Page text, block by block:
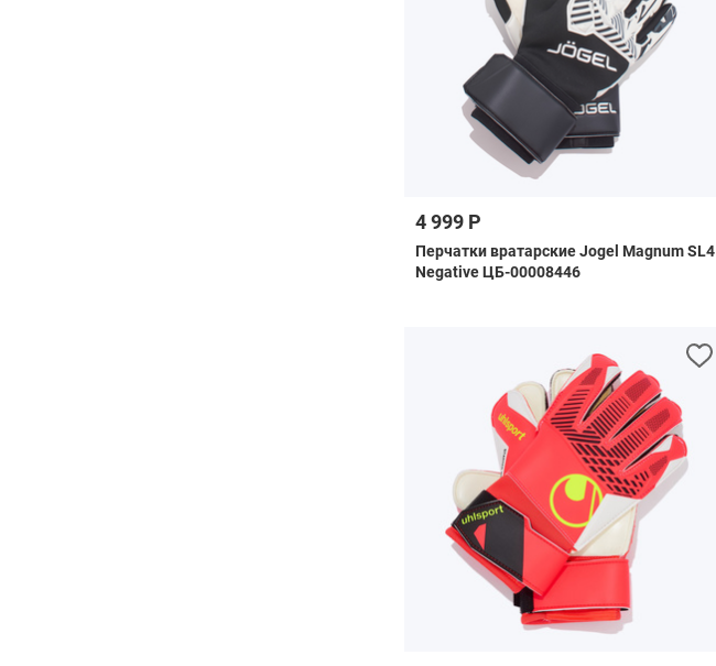
4 999 Р
Перчатки вратарские Jogel Magnum SL4
Negative ЦБ-00008446